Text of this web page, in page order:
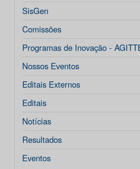
SisGen
Comissões
Programas de Inovação -
Nossos Eventos
Editais Externos
Editais
Notícias
Resultados
Eventos